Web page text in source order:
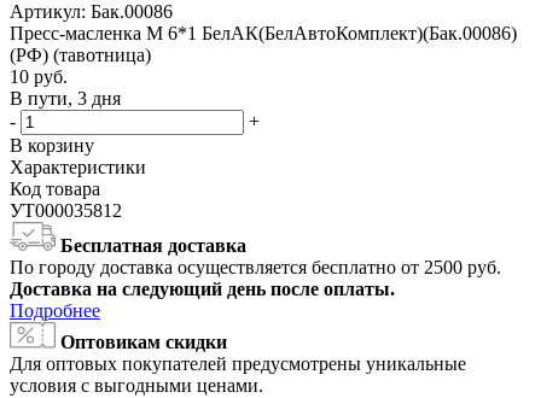
Артикул: Бак.00086
Пресс-масленка М 6*1 БелАК(БелАвтоКомплект)(Бак.00086)
(РФ) (тавотница)
10 руб.
В пути, 3 дня
-
+
В корзину
Характеристики
Код товара
УТ000035812
Бесплатная доставка
По городу доставка осуществляется бесплатно от 2500 руб.
Доставка на следующий день после оплаты.
Подробнее
Оптовикам скидки
Для оптовых покупателей предусмотрены уникальные
условия с выгодными ценами.